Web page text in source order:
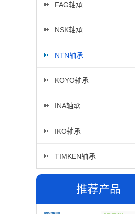
FAG轴承
NSK轴承
NTN轴承
KOYO轴承
INA轴承
IKO轴承
TIMKEN轴承
推荐产品